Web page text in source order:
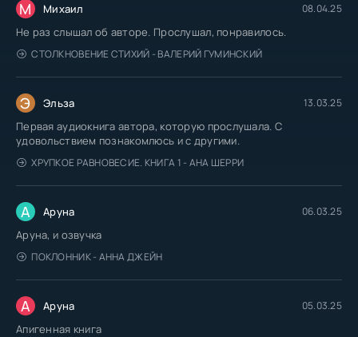
М Михаил 08.04.25
Не раз слышал об авторе. Прослушал, понравилось.
СТОЛКНОВЕНИЕ СТИХИЙ - ВАЛЕРИЙ ГУМИНСКИЙ
Э Эльза 13.03.25
Первая аудиокнига автора, которую прослушала. С
удовольствием познакомлюсь и с другими.
ХРУПКОЕ РАВНОВЕСИЕ. КНИГА 1 - АНА ШЕРРИ
А Аруна 06.03.25
Аруна, и озвучка
ПОКЛОННИК - АННА ДЖЕЙН
А Аруна 05.03.25
Апигенная книга